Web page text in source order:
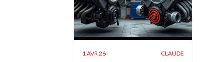
1 AVR 26 CLAUDE